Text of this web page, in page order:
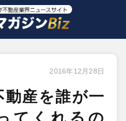
2016年12月28日
産を誰が一